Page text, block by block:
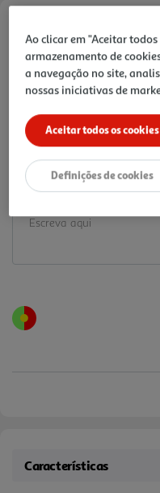
1.19 €/un
1,19 €
Notas de preparação
Características
Ao clicar em "Aceitar
armazenamento de
a navegação no site,
nossas iniciativas de
Aceitar todos os cookies
Definições de cookies